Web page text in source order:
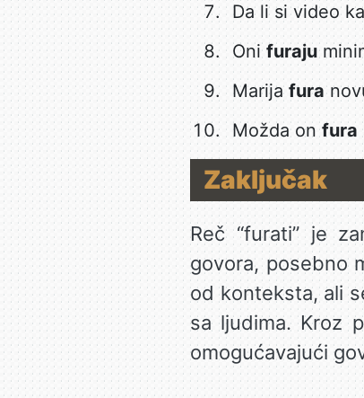
Da li si video
Onifuraju
Marija fura
Možda onfura
Zaključak
Reč “furati” je
govora, posebno
od konteksta, ali
sa ljudima. Kroz
omogućavajući